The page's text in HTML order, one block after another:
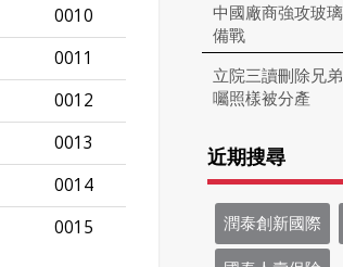
0010
0011
0012
0013
0014
0015
中國廠商強攻玻
備戰
立院三讀刪除兄
囑照樣被分產
近期搜尋
潤泰創新國際